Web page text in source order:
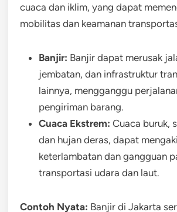
cuaca dan iklim, yang dapat
mobilitas dan keamanan
Banjir: Banjir dapat merusak
jembatan, dan infrastruktur
lainnya, mengganggu
pengiriman barang.
Cuaca Ekstrem: Cuaca buruk,
dan hujan deras, dapat
keterlambatan dan gangguan
transportasi udara dan laut.
Contoh Nyata: Banjir di Jakarta